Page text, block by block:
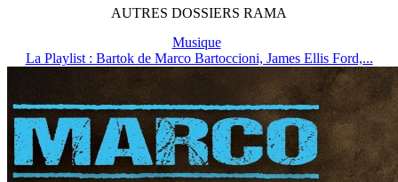
AUTRES DOSSIERS RAMA
Musique
La Playlist : Bartok de Marco Bartoccioni, James Ellis Ford,...